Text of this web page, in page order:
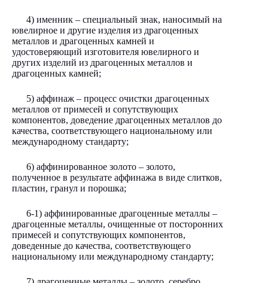
4) именник – специальный знак, наносимый на
ювелирное и другие изделия из драгоценных
металлов и драгоценных камней и
удостоверяющий изготовителя ювелирного и
других изделий из драгоценных металлов и
драгоценных камней;
5) аффинаж – процесс очистки драгоценных
металлов от примесей и сопутствующих
компонентов, доведение драгоценных металлов до
качества, соответствующего национальному или
международному стандарту;
6) аффинированное золото – золото,
полученное в результате аффинажа в виде слитков,
пластин, гранул и порошка;
6-1) аффинированные драгоценные металлы –
драгоценные металлы, очищенные от посторонних
примесей и сопутствующих компонентов,
доведенные до качества, соответствующего
национальному или международному стандарту;